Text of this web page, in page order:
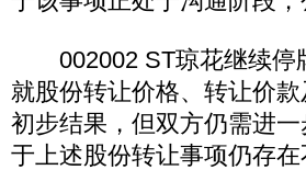
002002 ST琼花继续停
就股份转让价格、转让价
初步结果，但双方仍需进
于上述股份转让事项仍存